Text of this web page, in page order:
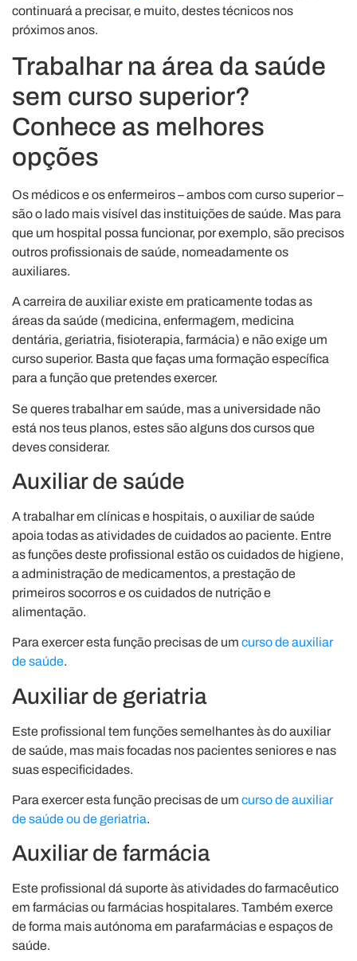
continuará a precisar, e muito, destes técnicos nos
próximos anos.
Trabalhar na área da saúde
sem curso superior?
Conhece as melhores
opções
Os médicos e os enfermeiros – ambos com curso superior –
são o lado mais visível das instituições de saúde. Mas para
que um hospital possa funcionar, por exemplo, são precisos
outros profissionais de saúde, nomeadamente os
auxiliares.
A carreira de auxiliar existe em praticamente todas as
áreas da saúde (medicina, enfermagem, medicina
dentária, geriatria, fisioterapia, farmácia) e não exige um
curso superior. Basta que faças uma formação específica
para a função que pretendes exercer.
Se queres trabalhar em saúde, mas a universidade não
está nos teus planos, estes são alguns dos cursos que
deves considerar.
Auxiliar de saúde
A trabalhar em clínicas e hospitais, o auxiliar de saúde
apoia todas as atividades de cuidados ao paciente. Entre
as funções deste profissional estão os cuidados de higiene,
a administração de medicamentos, a prestação de
primeiros socorros e os cuidados de nutrição e
alimentação.
Para exercer esta função precisas de um curso de auxiliar
de saúde.
Auxiliar de geriatria
Este profissional tem funções semelhantes às do auxiliar
de saúde, mas mais focadas nos pacientes seniores e nas
suas especificidades.
Para exercer esta função precisas de um curso de auxiliar
de saúde ou de geriatria.
Auxiliar de farmácia
Este profissional dá suporte às atividades do farmacêutico
em farmácias ou farmácias hospitalares. Também exerce
de forma mais autónoma em parafarmácias e espaços de
saúde.